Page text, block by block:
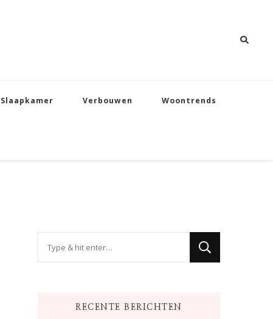
Slaapkamer Verbouwen Woontrends
RECENTE BERICHTEN